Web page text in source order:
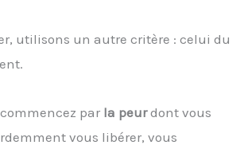
utilisons un autre critère : celui du
par la peurdont vous
vous libérer, vous